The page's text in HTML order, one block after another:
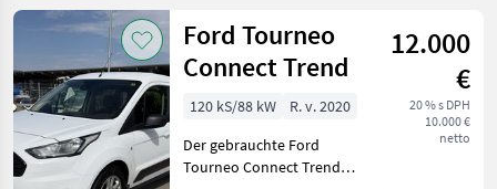
Zobraziť
všetkých
18
MARKETPLACE
Marketplace
Ponuky
predajcov
Drobné
inzeráty
Ford Tourneo
Connect Trend
12.000
€
20 % s DPH
10.000 €
netto
120 kS/88 kW
R. v. 2020
Der gebrauchte Ford
Tourneo Connect Trend